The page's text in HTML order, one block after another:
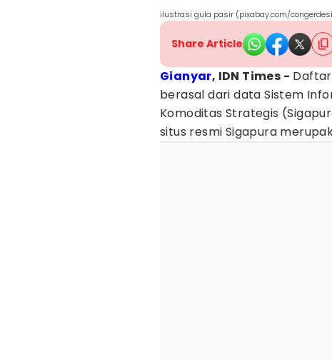
ilustrasi gula pasir (pixabay.com/
Share Article
Gianyar, IDN Times - Daftar
berasal dari data Sistem
Komoditas Strategis
situs resmi Sigapura